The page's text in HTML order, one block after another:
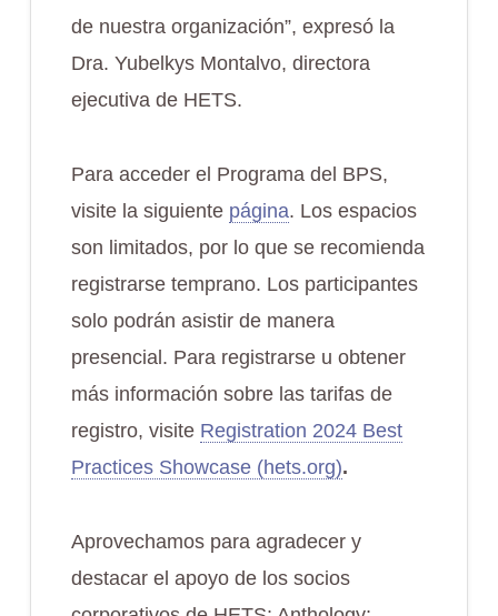
de nuestra organización”, expresó la
Dra. Yubelkys Montalvo, directora
ejecutiva de HETS.
Para acceder el Programa del BPS,
visite la siguiente página. Los espacios
son limitados, por lo que se recomienda
registrarse temprano. Los participantes
solo podrán asistir de manera
presencial. Para registrarse u obtener
más información sobre las tarifas de
registro, visite Registration 2024 Best
Practices Showcase (hets.org).
Aprovechamos para agradecer y
destacar el apoyo de los socios